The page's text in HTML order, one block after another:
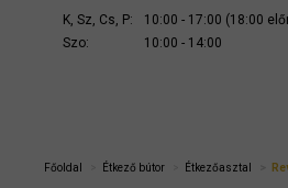
K, Sz, Cs, P:
10:00 - 17:00 (18:00
Szo:
10:00 - 14:00
Főoldal Étkező bútor Étkezőasztal